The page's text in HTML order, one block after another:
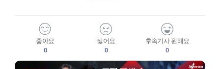
좋아요
0
싫어요
0
후속기사 원해요
0